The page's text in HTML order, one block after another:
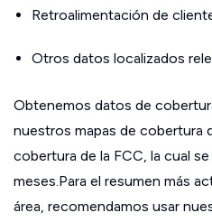
Retroalimentación de
Otros datos localizados
Obtenemos datos de
nuestros mapas de cobertura
cobertura de la FCC, la cual
meses.Para el resumen más
área, recomendamos usar